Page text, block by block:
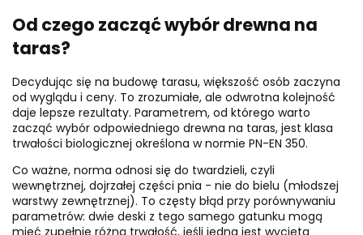
Od czego zacząć wybór drewna na
taras?
Decydując się na budowę tarasu, większość osób zaczyna
od wyglądu i ceny. To zrozumiałe, ale odwrotna kolejność
daje lepsze rezultaty. Parametrem, od którego warto
zacząć wybór odpowiedniego drewna na taras, jest klasa
trwałości biologicznej określona w normie PN-EN 350.
Co ważne, norma odnosi się do twardzieli, czyli
wewnętrznej, dojrzałej części pnia - nie do bielu (młodszej
warstwy zewnętrznej). To częsty błąd przy porównywaniu
parametrów: dwie deski z tego samego gatunku mogą
mieć zupełnie różną trwałość, jeśli jedna jest wycięta